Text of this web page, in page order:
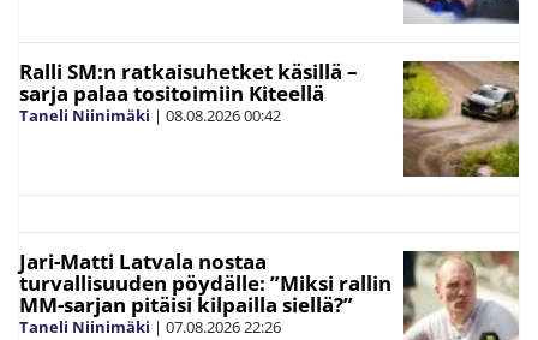
Ralli SM:n ratkaisuhetket käsillä –
sarja palaa tositoimiin Kiteellä
Taneli Niinimäki | 08.08.202600:42
Jari-Matti Latvala nostaa
turvallisuuden pöydälle: ”Miksi rallin
MM-sarjan pitäisi kilpailla siellä?”
Taneli Niinimäki | 07.08.202622:26